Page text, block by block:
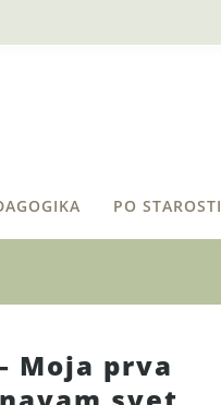
PO STAROSTI
Moja prva